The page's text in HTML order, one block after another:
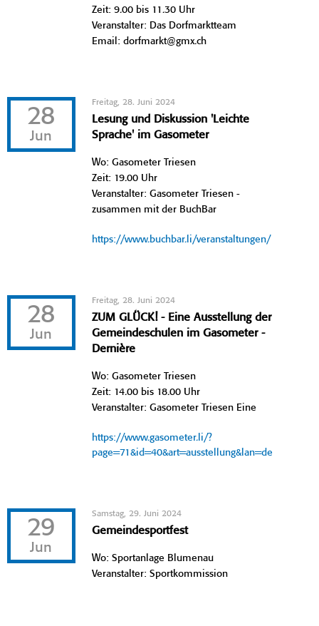
Zeit: 9.00 bis 11.30 Uhr
Veranstalter: Das Dorfmarktteam
Email: dorfmarkt@gmx.ch
28
Jun
Freitag, 28. Juni 2024
Lesung und Diskussion 'Leichte
Sprache' im Gasometer
Wo: Gasometer Triesen
Zeit: 19.00 Uhr
Veranstalter: Gasometer Triesen -
zusammen mit der BuchBar
https://www.buchbar.li/veranstaltungen/
28
Jun
Freitag, 28. Juni 2024
ZUM GLÜCK! - Eine Ausstellung der
Gemeindeschulen im Gasometer -
Dernière
Wo: Gasometer Triesen
Zeit: 14.00 bis 18.00 Uhr
Veranstalter: Gasometer Triesen Eine
https://www.gasometer.li/?
page=71&id=40&art=ausstellung&lan=de
29
Jun
Samstag, 29. Juni 2024
Gemeindesportfest
Wo: Sportanlage Blumenau
Veranstalter: Sportkommission